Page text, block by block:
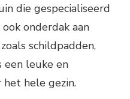
die gespecialiseerd
onderdak aan
schildpadden,
een leuke en
hele gezin.